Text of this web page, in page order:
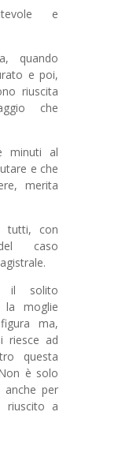
e
quando
e poi,
riuscita
che
minuti al
e che
merita
tutti, con
caso
il solito
la moglie
ma,
riesce ad
questa
è solo
per
riuscito a